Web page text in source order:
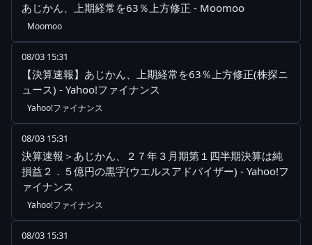
あじかん、上期経常を63％上方修正 - Moomoo
Moomoo
08/03 15:31
【決算速報】あじかん、上期経常を63％上方修正(株探ニ
ュース) - Yahoo!ファイナンス
Yahoo!ファイナンス
08/03 15:31
決算速報＞あじかん、２７年３月期第１四半期決算は純
損益２．５億円の黒字(ウエルスアドバイザー) - Yahoo!フ
ァイナンス
Yahoo!ファイナンス
08/03 15:31